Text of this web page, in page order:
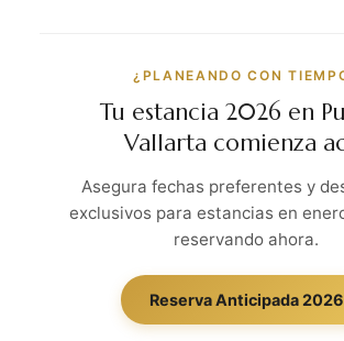
¿PLANEANDO CON
Tu estancia 2026 en
Vallarta comienza
Asegura fechas preferentes y
exclusivos para estancias en
reservando ahora.
Reserva Anticipada 2026